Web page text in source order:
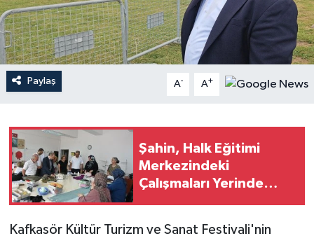
Paylaş A- A+
Şahin, Halk Eğitimi
Merkezindeki
Çalışmaları Yerinde
Kafkasör Kültür Turizm ve Sanat Festivali'nin